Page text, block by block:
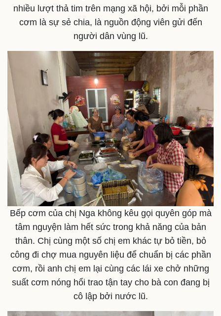
Pháp luật
Vụ án
Tin nóng
Tư vấn luật
Quân sự - Quốc phòng
Vũ khí
Việt Nam
Phân tích
nhiều lượt thả tim trên mạng xã hội, bởi mỗi phần
cơm là sự sẻ chia, là nguồn động viên gửi đến
người dân vùng lũ.
Bếp cơm của chị Nga không kêu gọi quyên góp mà
tâm nguyện làm hết sức trong khả năng của bản
thân. Chị cùng một số chị em khác tự bỏ tiền, bỏ
công đi chợ mua nguyên liệu để chuẩn bị các phần
cơm, rồi anh chị em lại cùng các lái xe chở những
suất cơm nóng hổi trao tận tay cho bà con đang bị
cô lập bởi nước lũ.